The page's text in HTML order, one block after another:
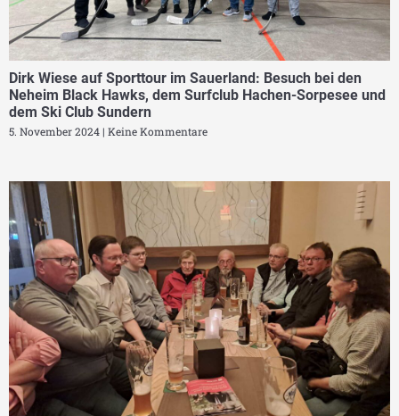
Dirk Wiese auf Sporttour im Sauerland: Besuch bei den
Neheim Black Hawks, dem Surfclub Hachen-Sorpesee und
dem Ski Club Sundern
5. November 2024 Keine Kommentare